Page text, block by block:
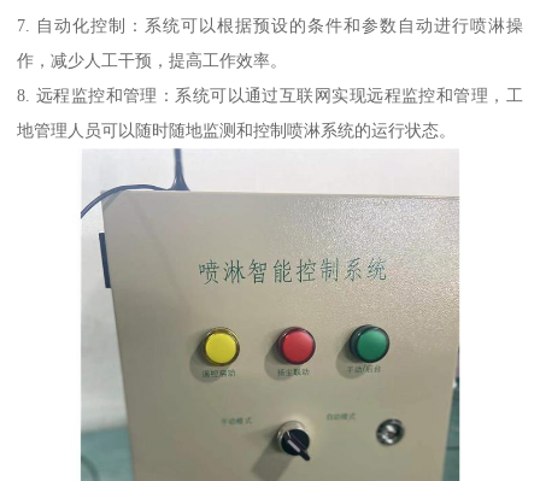
7. 自动化控制：系统可以根据预设的条件和参数自动进行喷淋操
作，减少人工干预，提高工作效率。
8. 远程监控和管理：系统可以通过互联网实现远程监控和管理，工
地管理人员可以随时随地监测和控制喷淋系统的运行状态。